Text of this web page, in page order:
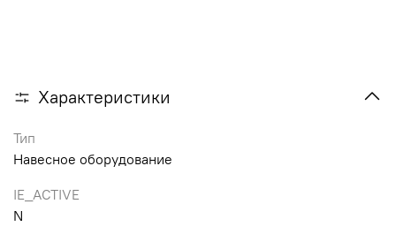
Характеристики
Тип
Навесное оборудование
IE_ACTIVE
N